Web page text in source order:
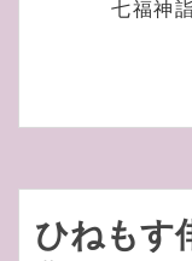
七福神
ひねもす